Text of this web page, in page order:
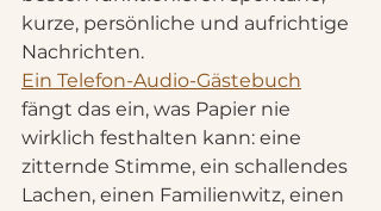
kurze, persönliche und aufrichtige
Nachrichten.
Ein Telefon-Audio-Gästebuch
fängt das ein, was Papier nie
wirklich festhalten kann: eine
zitternde Stimme, ein schallendes
Lachen, einen Familienwitz, einen